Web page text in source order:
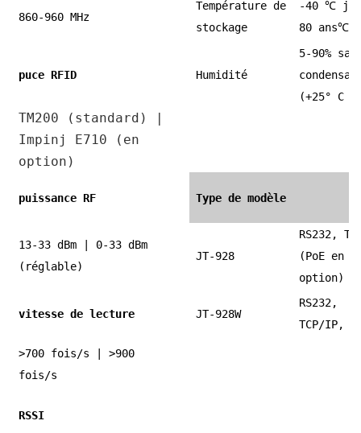
860-960 MHz
Température de
stockage
-40 ℃
80 ans℃
puce RFID Humidité
5-90%
(+25° C )
TM200 (standard) |
Impinj E710 (en
option)
puissance RF Type de modèle
13-33 dBm | 0-33 dBm
(réglable)
JT-928
RS232,
(PoE en
option)
vitesse de lecture JT-928W
RS232,
TCP/IP,
>700 fois/s | >900
fois/s
RSSI